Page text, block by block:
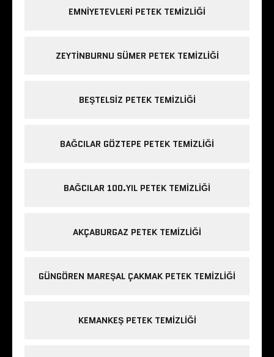
EMNIYETEVLERI PETEK TEMIZLIĞI
ZEYTINBURNU SÜMER PETEK TEMIZLIĞI
BEŞTELSIZ PETEK TEMIZLIĞI
BAĞCILAR GÖZTEPE PETEK TEMIZLIĞI
BAĞCILAR 100.YIL PETEK TEMIZLIĞI
AKÇABURGAZ PETEK TEMIZLIĞI
GÜNGÖREN MAREŞAL ÇAKMAK PETEK TEMIZLIĞI
KEMANKEŞ PETEK TEMIZLIĞI